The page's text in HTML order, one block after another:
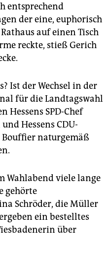
entsprechend
der eine, euphorisch
auf einen Tisch
reckte, stieß Gerich
Ist der Wechsel in der
für die Landtagswahl
Hessens SPD-Chef
Hessens CDU-
naturgemäß
Wahlabend viele lange
gehörte
Schröder, die Müller
ein bestelltes
über